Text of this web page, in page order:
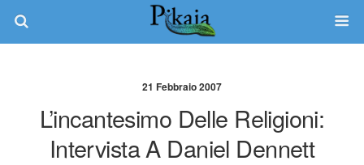
21 Febbraio 2007
L’incantesimo Delle Religioni:
Intervista A Daniel Dennett